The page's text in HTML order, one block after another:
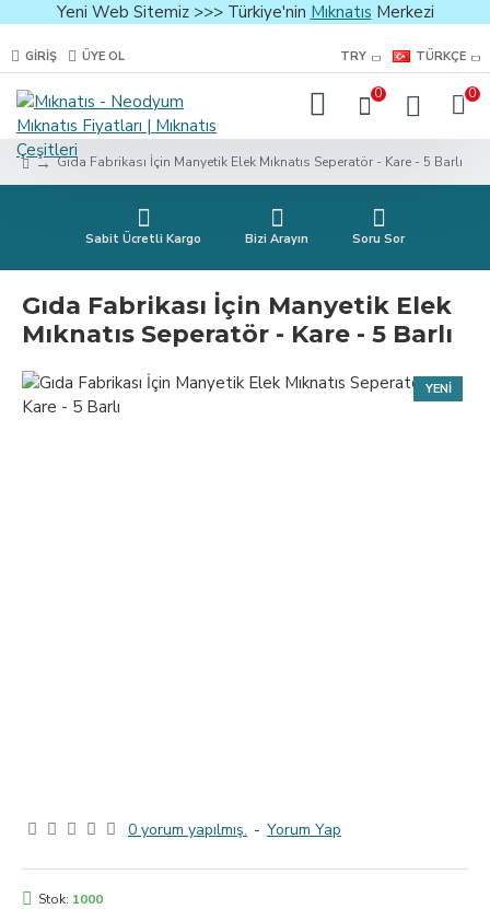
Yeni Web Sitemiz >>> Türkiye'nin Mıknatıs Merkezi
GIRIŞ ÜYE OL TRY TÜRKÇE
0 0
Gıda Fabrikası İçin Manyetik Elek Mıknatıs Seperatör - Kare - 5 Barlı
Sabit Ücretli Kargo Bizi Arayın Soru Sor
Gıda Fabrikası İçin Manyetik Elek
Mıknatıs Seperatör - Kare - 5 Barlı
YENI
0 yorum yapılmış. - Yorum Yap
Stok: 1000